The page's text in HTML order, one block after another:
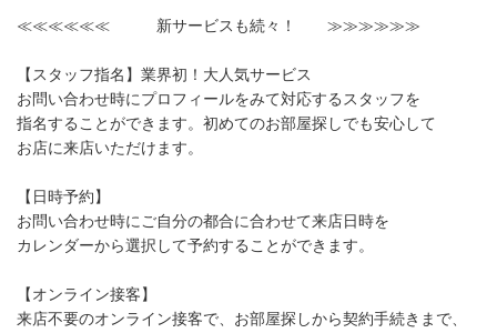
≪≪≪≪≪≪ 新サービスも続々！ ≫≫≫≫≫≫
【スタッフ指名】業界初！大人気サービス
お問い合わせ時にプロフィールをみて対応するスタッフを
指名することができます。初めてのお部屋探しでも安心して
お店に来店いただけます。
【日時予約】
お問い合わせ時にご自分の都合に合わせて来店日時を
カレンダーから選択して予約することができます。
【オンライン接客】
来店不要のオンライン接客で、お部屋探しから契約手続きまで、